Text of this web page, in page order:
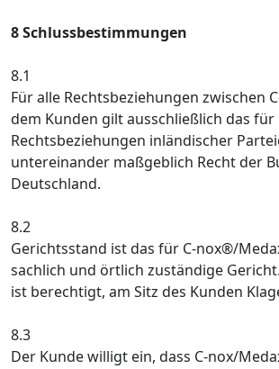
8 Schlussbestimmungen
8.1
Für alle Rechtsbeziehungen zwischen
dem Kunden gilt ausschließlich das für
Rechtsbeziehungen inländischer
untereinander maßgeblich Recht der
Deutschland.
8.2
Gerichtsstand ist das für C-nox®/
sachlich und örtlich zuständige
ist berechtigt, am Sitz des Kunden
8.3
Der Kunde willigt ein, dass C-nox/